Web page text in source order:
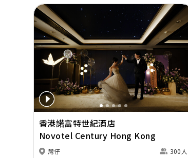
會場地，即可舉辦私人雅致的輕婚宴或浪漫溫馨的證
婚典禮，迎合不同準新人的需要。 酒店的囍宴菜譜均
由屢獲殊榮、連續17年獲米芝蓮推薦及連續7年獲黑
珍珠一鑽殊榮的天寶閣團隊主理，為婚宴匠心打造賞
心悅味美饌。 香港喜來登酒店細意殷勤的宴會團隊，
每年籌辦逾百場的大小婚宴筵席，為準新人締造非凡
婚宴。酒店更設婚宴禮賓司，專門於大日子當日緊隨
準新人左右，協調婚宴間的繁瑣細節，確保婚宴節奏
順利流暢。
Previous
香港諾富特世紀酒店
Novotel Century Hong Kong
灣仔 300人